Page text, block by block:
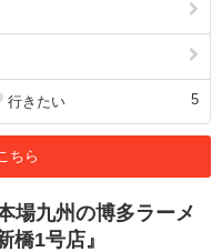
行きたい 5
ちら
場九州の博多ラーメ
橋1号店』